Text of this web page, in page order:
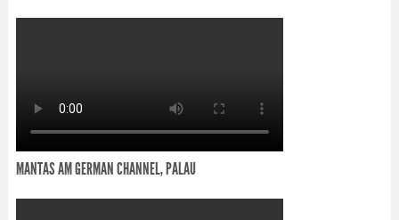
MANTAS AM GERMAN CHANNEL, PALAU